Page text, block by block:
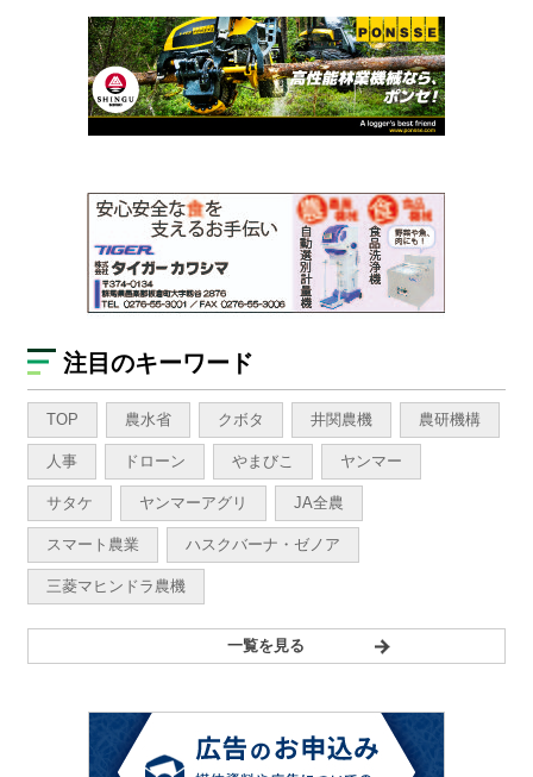
注目のキーワード
TOP 農水省 クボタ 井関農機 農研機構
人事 ドローン やまびこ ヤンマー
サタケ ヤンマーアグリ JA全農
スマート農業 ハスクバーナ・ゼノア
三菱マヒンドラ農機
一覧を見る